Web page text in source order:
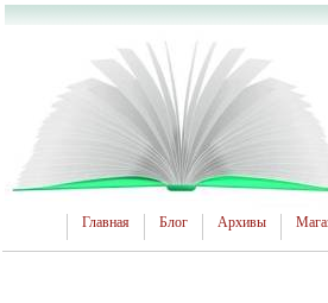
Главная Блог Архивы